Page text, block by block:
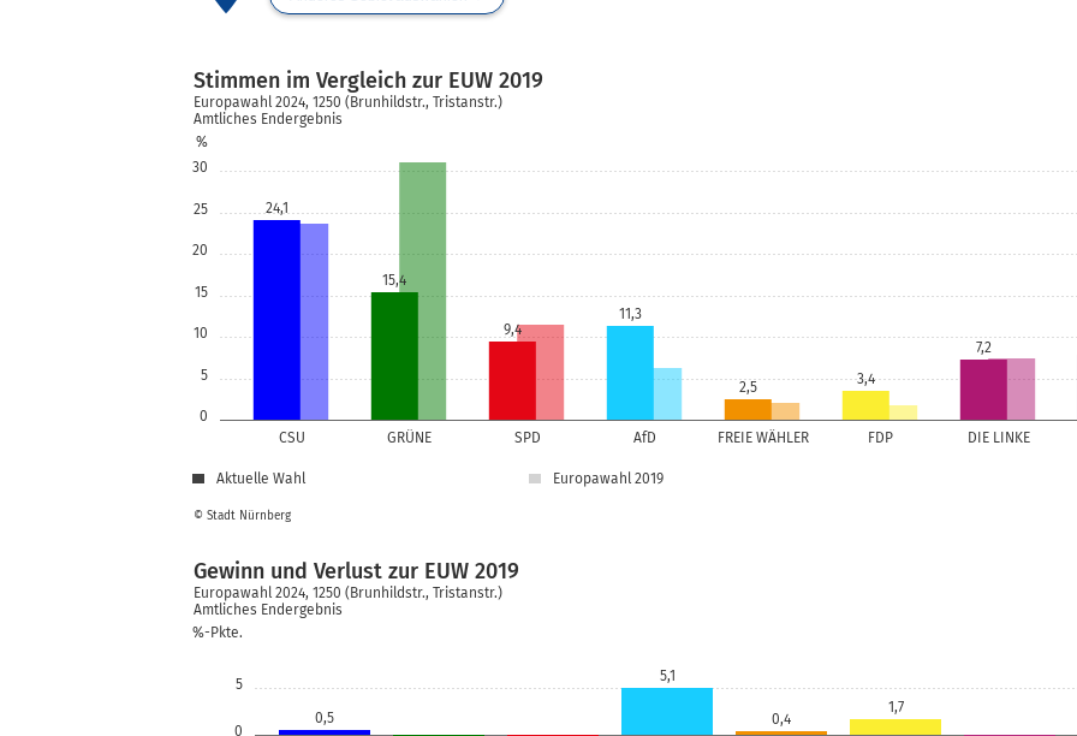
0
5
10
15
20
25
30
%
CSU GRÜNE SPD AfD FREIE WÄHLER FDP DIE LINKE
24,1
15,4
9,4
11,3
2,5 3,4
7,2
© Stadt Nürnberg
Stimmen im Vergleich zur EUW 2019
Europawahl 2024, 1250 (Brunhildstr., Tristanstr.)
Amtliches Endergebnis
Aktuelle Wahl Europawahl 2019
0
5
%-Pkte.
0,5
5,1
0,4
1,7
Gewinn und Verlust zur EUW 2019
Europawahl 2024, 1250 (Brunhildstr., Tristanstr.)
Amtliches Endergebnis